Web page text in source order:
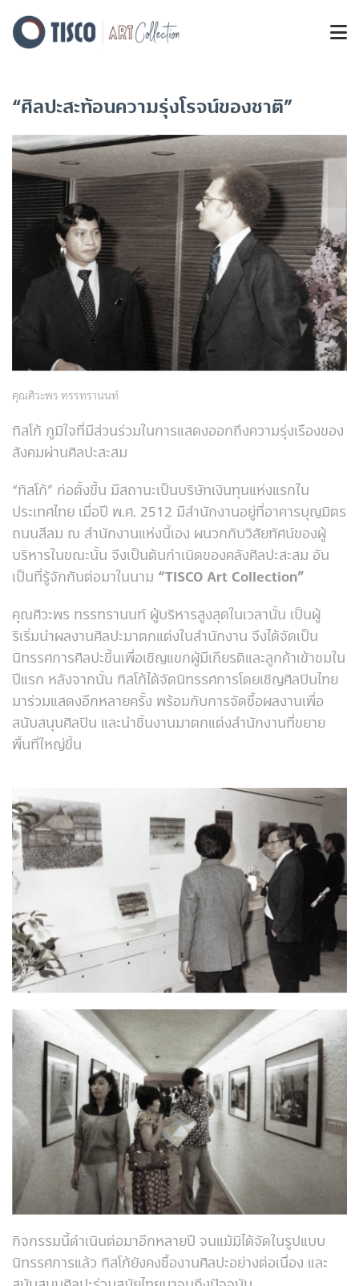
“ศิลปะสะท้อนความรุ่งโรจน์ของชาติ”
คุณศิวะพร ทรรทรานนท์
ทิสโก้ ภูมิใจที่มีส่วนร่วมในการแสดงออกถึงความรุ่งเรืองของ
สังคมผ่านศิลปะสะสม
“ทิสโก้” ก่อตั้งขึ้น มีสถานะเป็นบริษัทเงินทุนแห่งแรกใน
ประเทศไทย เมื่อปี พ.ศ. 2512 มีสำนักงานอยู่ที่อาคารบุญมิตร
ถนนสีลม ณ สำนักงานแห่งนี้เอง ผนวกกับวิสัยทัศน์ของผู้
บริหารในขณะนั้น จึงเป็นต้นกำเนิดของคลังศิลปะสะสม อัน
เป็นที่รู้จักกันต่อมาในนาม “TISCO Art Collection”
คุณศิวะพร ทรรทรานนท์ ผู้บริหารสูงสุดในเวลานั้น เป็นผู้
ริเริ่มนำผลงานศิลปะมาตกแต่งในสำนักงาน จึงได้จัดเป็น
นิทรรศการศิลปะขึ้นเพื่อเชิญแขกผู้มีเกียรติและลูกค้าเข้าชมใน
ปีแรก หลังจากนั้น ทิสโก้ได้จัดนิทรรศการโดยเชิญศิลปินไทย
มาร่วมแสดงอีกหลายครั้ง พร้อมกับการจัดซื้อผลงานเพื่อ
สนับสนุนศิลปิน และนำชิ้นงานมาตกแต่งสำนักงานที่ขยาย
พื้นที่ใหญ่ขึ้น
กิจกรรมนี้ดำเนินต่อมาอีกหลายปี จนแม้มิได้จัดในรูปแบบ
นิทรรศการแล้ว ทิสโก้ยังคงซื้องานศิลปะอย่างต่อเนื่อง และ